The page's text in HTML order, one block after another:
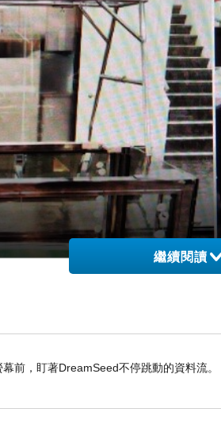
繼續閱讀
前，盯著DreamSeed不停跳動的資料流